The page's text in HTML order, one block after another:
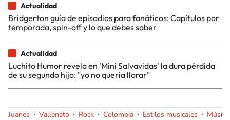
Actualidad
Bridgerton guía de episodios para fanáticos: Capítulos por
temporada, spin-off y lo que debes saber
Actualidad
Luchito Humor revela en 'Mini Salvavidas' la dura pérdida
de su segundo hijo: "yo no quería llorar"
Juanes Vallenato Rock Colombia Estilos musicales Música